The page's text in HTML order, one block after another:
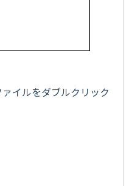
イルをダブルクリック